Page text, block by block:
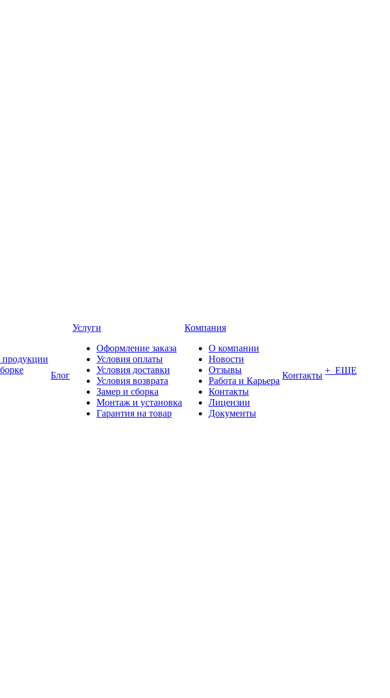
продукции
Блог
Услуги
Оформление заказа
Условия оплаты
Условия доставки
Условия возврата
Замер и сборка
Монтаж и установка
Гарантия на товар
Компания
О компании
Новости
Отзывы
Работа и Карьера
Контакты
Лицензии
Документы
Контакты + ЕЩЕ